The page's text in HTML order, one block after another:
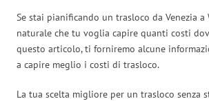
Se stai pianificando un trasloco da Venezia a
naturale che tu voglia capire quanti costi
questo articolo, ti forniremo alcune
a capire meglio i costi di trasloco.
La tua scelta migliore per un trasloco senza